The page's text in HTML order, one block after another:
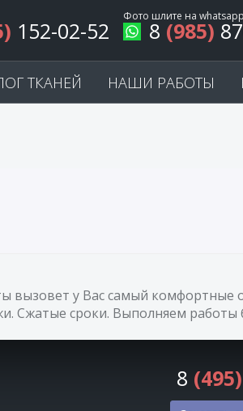
152-02-52
Фото шлите на whatsapp
8 (985)
ТКАНЕЙ НАШИ РАБОТЫ
вызовет у Вас самый комфортные
Сжатые сроки. Выполняем работы
8 (495)